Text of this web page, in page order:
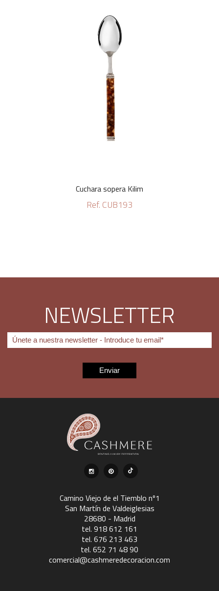
Cuchara sopera Kilim
Ref. CUB193
NEWSLETTER
Camino Viejo de el Tiemblo nº1
San Martín de Valdeiglesias
28680 - Madrid
tel. 918 612 161
tel. 676 213 463
tel. 652 71 48 90
comercial@cashmeredecoracion.com